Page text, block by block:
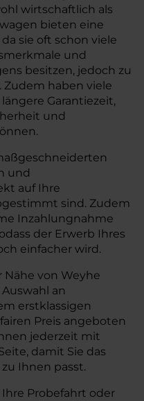
wirtschaftlich als
bieten eine
sie oft schon viele
und
besitzen, jedoch zu
Zudem haben viele
Garantiezeit,
und
und
auf Ihre
sind. Zudem
Inzahlungnahme
der Erwerb Ihres
einfacher wird.
von Weyhe
an
erstklassigen
Preis angeboten
jederzeit mit
damit Sie das
Ihnen passt.
Probefahrt oder